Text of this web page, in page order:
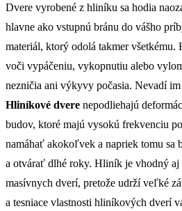
Dvere vyrobené z hliníku sa hodia
hlavne ako vstupnú bránu do vášho
materiál, ktorý odolá takmer všetkému.
voči vypáčeniu, vykopnutiu alebo
nezničia ani výkyvy počasia. Nevadí
Hliníkové dvere nepodliehajú
budov, ktoré majú vysokú frekvenciu
namáhať akokoľvek a napriek tomu sa
a otvárať dlhé roky. Hliník je vhodný
masívnych dverí, pretože udrží veľké
a tesniace vlastnosti hliníkových dverí